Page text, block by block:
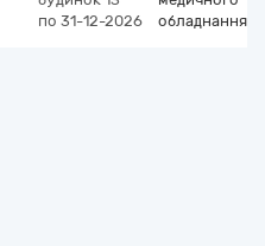
по 31-12-2026
обладнання